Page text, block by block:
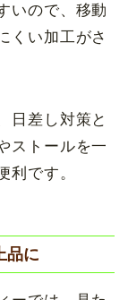
いので、移動
くい加工がさ
日差し対策と
ストールを一
利です。
品に